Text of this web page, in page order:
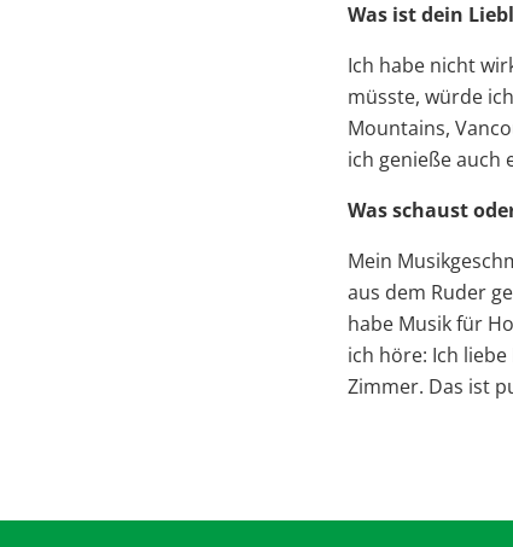
Was ist dein
Ich habe nicht
müsste, würde
Mountains,
ich genieße auch
Was schaust
Mein
aus dem Ruder
habe Musik für
ich höre: Ich
Zimmer. Das ist